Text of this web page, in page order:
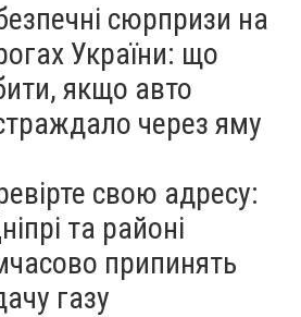
сюрпризи на
України: що
якщо авто
через яму
свою адресу:
та районі
припинять
газу